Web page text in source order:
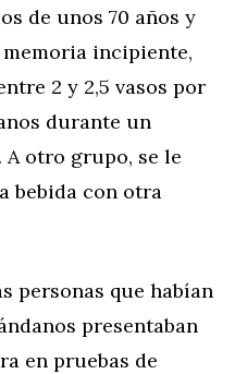
de unos 70 años y
incipiente,
2 y 2,5 vasos por
durante un
A otro grupo, se le
bebida con otra
personas que habían
presentaban
en pruebas de